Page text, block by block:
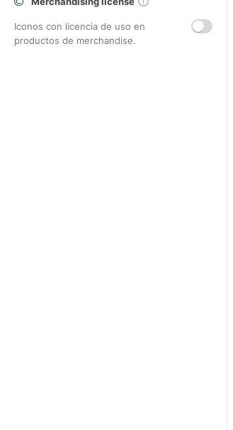
Iconos con licencia de uso en
productos de merchandise.